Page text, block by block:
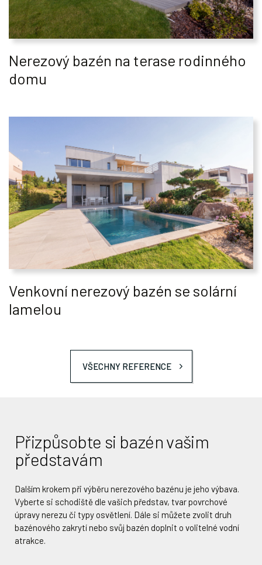
Nerezový bazén na terase rodinného
domu
Venkovní nerezový bazén se solární
lamelou
VŠECHNY REFERENCE
Přizpůsobte si bazén vašim
představám
Dalším krokem při výběru nerezového bazénu je jeho výbava.
Vyberte si schodiště dle vašich představ, tvar povrchové
úpravy nerezu či typy osvětlení. Dále si můžete zvolit druh
bazénového zakrytí nebo svůj bazén doplnit o volitelné vodní
atrakce.